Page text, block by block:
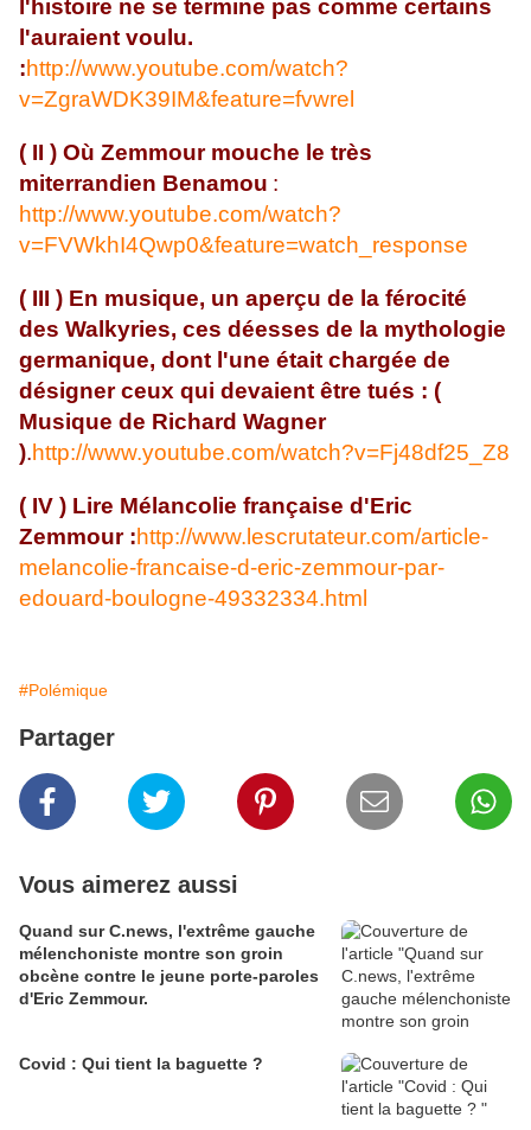
l'histoire ne se termine pas comme certains
l'auraient voulu.
:http://www.youtube.com/watch?
v=ZgraWDK39IM&feature=fvwrel
( II ) Où Zemmour mouche le très
miterrandien Benamou :
http://www.youtube.com/watch?
v=FVWkhI4Qwp0&feature=watch_response
( III ) En musique, un aperçu de la férocité
des Walkyries, ces déesses de la mythologie
germanique, dont l'une était chargée de
désigner ceux qui devaient être tués : (
Musique de Richard Wagner
).http://www.youtube.com/watch?v=Fj48df25_Z8
( IV ) Lire Mélancolie française d'Eric
Zemmour :http://www.lescrutateur.com/article-
melancolie-francaise-d-eric-zemmour-par-
edouard-boulogne-49332334.html
#Polémique
Partager
Vous aimerez aussi
Quand sur C.news, l'extrême gauche
mélenchoniste montre son groin
obcène contre le jeune porte-paroles
d'Eric Zemmour.
Covid : Qui tient la baguette ?